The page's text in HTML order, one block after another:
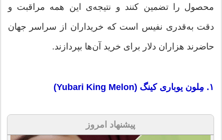
محصول را تضمین کنند و نتیجه‌ی این همه مراقبت و
دقت به‌قدری نفیس است که خریداران از سراسر جهان
حاضرند هزاران دلار برای خرید آن‌ها بپردازند.
۱. مِلون یوباری کینگ (Yubari King Melon)
پیشنهاد امروز